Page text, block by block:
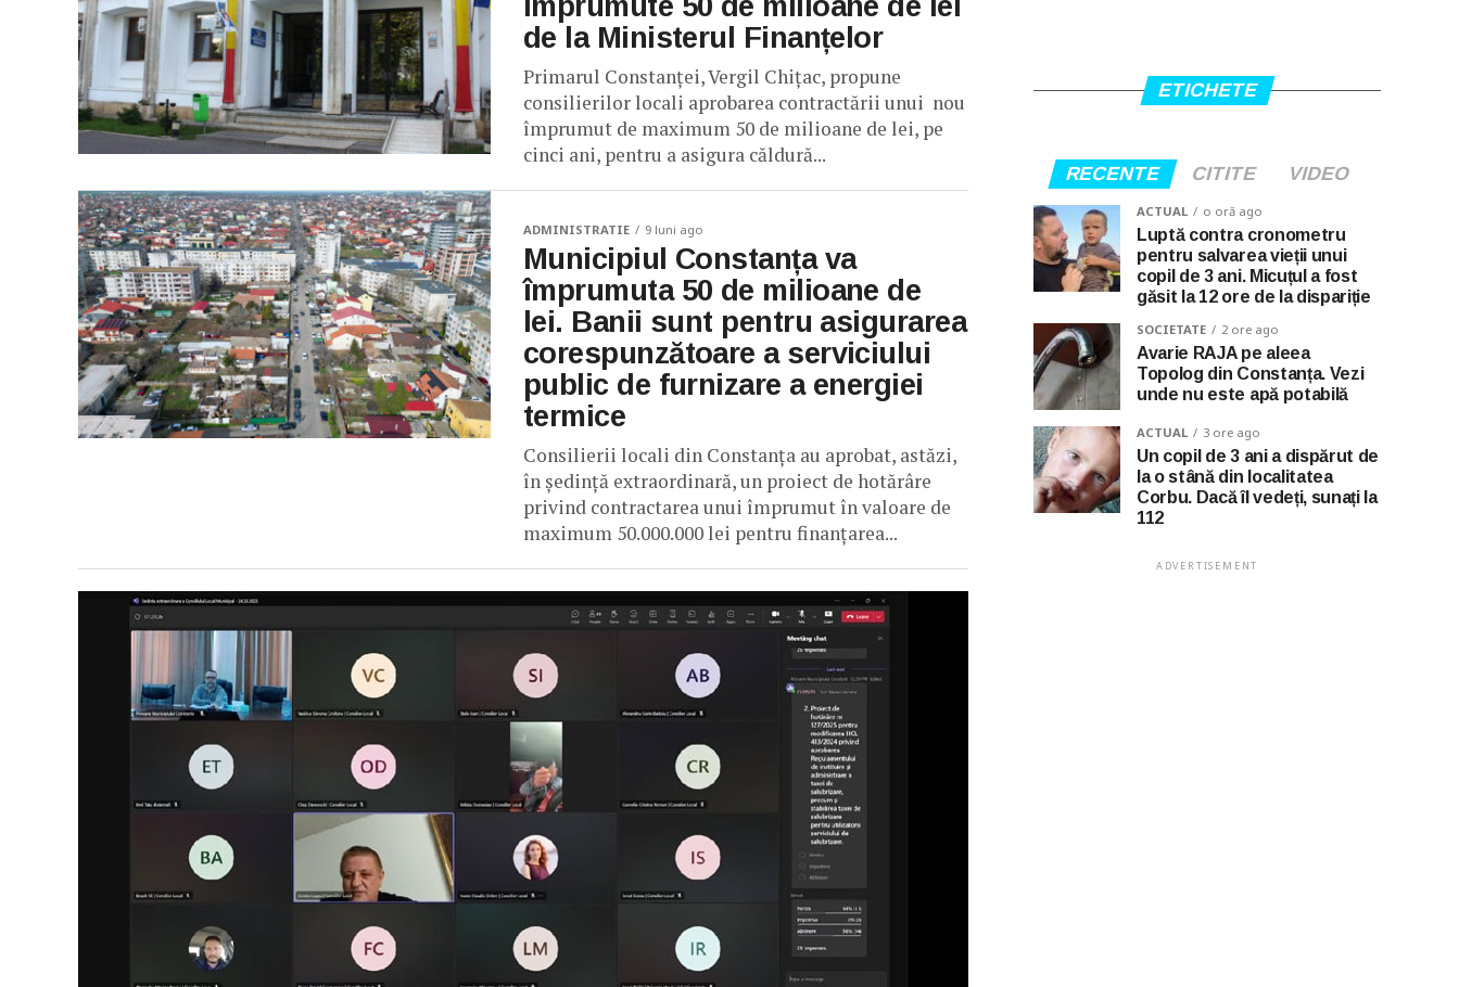
de la Ministerul Finanțelor
Primarul Constanței, Vergil Chițac, propune
consilierilor locali aprobarea contractării unui nou
împrumut de maximum 50 de milioane de lei, pe
cinci ani, pentru a asigura căldură...
ADMINISTRATIE 9 luni ago
Municipiul Constanța va
împrumuta 50 de milioane de
lei. Banii sunt pentru asigurarea
corespunzătoare a serviciului
public de furnizare a energiei
termice
Consilierii locali din Constanța au aprobat, astăzi,
în ședință extraordinară, un proiect de hotărâre
privind contractarea unui împrumut în valoare de
maximum 50.000.000 lei pentru finanțarea...
ETICHETE
RECENTE CITITE VIDEO
ACTUAL o oră ago
Luptă contra cronometru
pentru salvarea vieții unui
copil de 3 ani. Micuțul a fost
găsit la 12 ore de la dispariție
SOCIETATE 2 ore ago
Avarie RAJA pe aleea
Topolog din Constanța. Vezi
unde nu este apă potabilă
ACTUAL 3 ore ago
Un copil de 3 ani a dispărut de
la o stână din localitatea
Corbu. Dacă îl vedeți, sunați la
112
ADVERTISEMENT